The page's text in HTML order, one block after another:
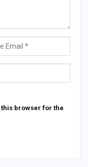
browser for the